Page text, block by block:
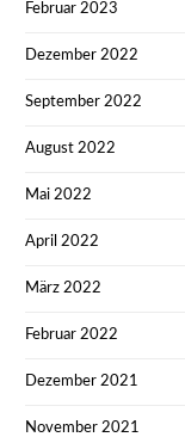
Februar 2023
Dezember 2022
September 2022
August 2022
Mai 2022
April 2022
März 2022
Februar 2022
Dezember 2021
November 2021